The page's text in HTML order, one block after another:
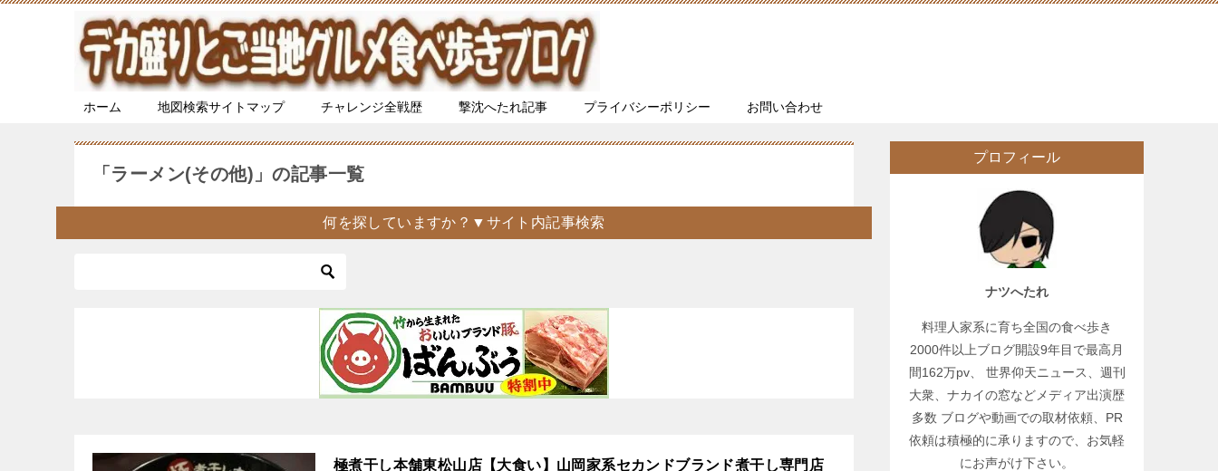
ホーム 地図検索サイトマップ チャレンジ全戦歴 撃沈へたれ記事 プライバシーポリシー お問い合わせ
「ラーメン(その他)」の記事一覧
何を探していますか？▼サイト内記事検索
極煮干し本舗東松山店【大食い】山岡家系セカンドブランド煮干し専門店
プロフィール
ナツへたれ
料理人家系に育ち全国の食べ歩き
2000件以上ブログ開設9年目で最高月
間162万pv、 世界仰天ニュース、週刊
大衆、ナカイの窓などメディア出演歴
多数 ブログや動画での取材依頼、PR
依頼は積極的に承りますので、お気軽
にお声がけ下さい。